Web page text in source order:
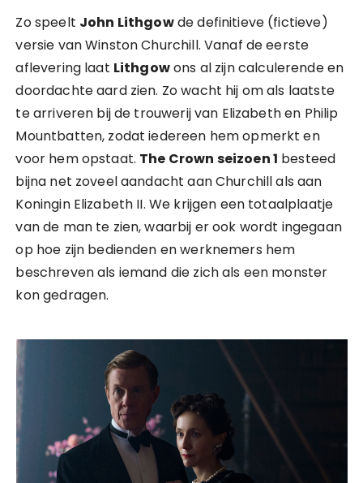
Zo speelt John Lithgowde definitieve (fictieve)
versie van Winston Churchill. Vanaf de eerste
aflevering laat Lithgowons al zijn calculerende en
doordachte aard zien. Zo wacht hij om als laatste
te arriveren bij de trouwerij van Elizabeth en Philip
Mountbatten, zodat iedereen hem opmerkt en
voor hem opstaat. The Crown seizoen 1 besteed
bijna net zoveel aandacht aan Churchill als aan
Koningin Elizabeth II. We krijgen een totaalplaatje
van de man te zien, waarbij er ook wordt ingegaan
op hoe zijn bedienden en werknemers hem
beschreven als iemand die zich als een monster
kon gedragen.